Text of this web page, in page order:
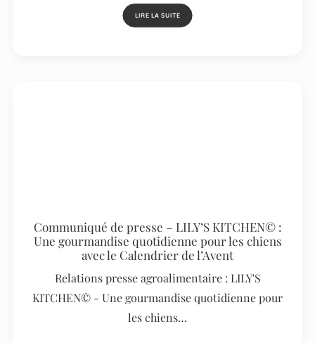
LIRE LA SUITE
Communiqué de presse – LILY’S KITCHEN© :
Une gourmandise quotidienne pour les chiens
avec le Calendrier de l’Avent
Relations presse agroalimentaire : LILY'S
KITCHEN© - Une gourmandise quotidienne pour
les chiens…